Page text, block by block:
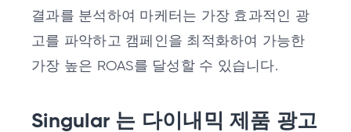
결과를 분석하여 마케터는 가장 효과적인 광
고를 파악하고 캠페인을 최적화하여 가능한
가장 높은 ROAS를 달성할 수 있습니다.
Singular 는 다이내믹 제품 광고